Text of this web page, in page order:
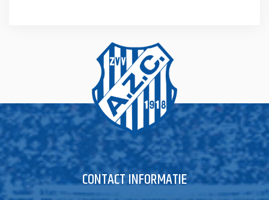
CONTACT INFORMATIE